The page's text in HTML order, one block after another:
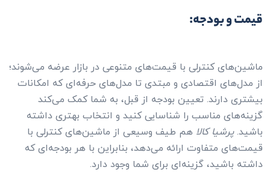
قیمت و بودجه:
ماشین‌های کنترلی با قیمت‌های متنوعی در بازار عرضه می‌شوند؛
از مدل‌های اقتصادی و مبتدی تا مدل‌های حرفه‌ای که امکانات
بیشتری دارند. تعیین بودجه از قبل، به شما کمک می‌کند
گزینه‌های مناسب را شناسایی کنید و انتخاب بهتری داشته
باشید.پرشیا کالا هم طیف وسیعی از ماشین‌های کنترلی با
قیمت‌های متفاوت ارائه می‌دهد، بنابراین با هر بودجه‌ای که
داشته باشید، گزینه‌ای برای شما وجود دارد.